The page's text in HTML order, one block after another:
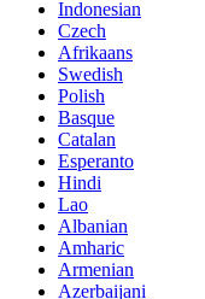
Indonesian
Czech
Afrikaans
Swedish
Polish
Basque
Catalan
Esperanto
Hindi
Lao
Albanian
Amharic
Armenian
Azerbaijani